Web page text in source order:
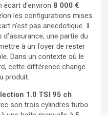
écart d’environ 8 000 €
les configurations mises
n’est pas anecdotique. Il
une partie du
à un foyer de rester
Dans un contexte où le
cette différence change
produit.
1.0 TSI 95 ch
son trois cylindres turbo